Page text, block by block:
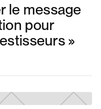
le message
pour
»